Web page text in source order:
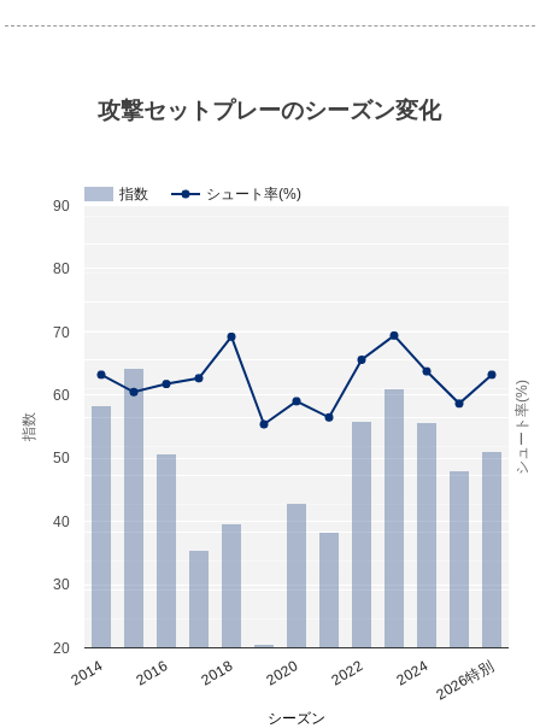
攻撃セットプレーのシーズン変化
指数 シュート率(%)
2014 2016 2018 2020 2022 2024 2026特別
20
30
40
50
60
70
80
90
シーズン
指数 シュート率(%)